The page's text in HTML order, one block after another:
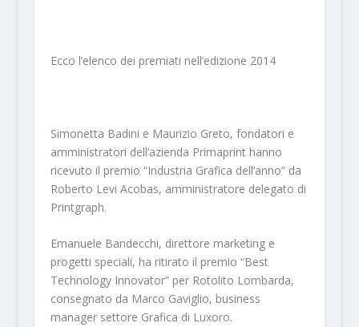
Ecco l’elenco dei premiati nell’edizione 2014
Simonetta Badini e Maurizio Greto, fondatori e
amministratori dell’azienda Primaprint hanno
ricevuto il premio “Industria Grafica dell’anno” da
Roberto Levi Acobas, amministratore delegato di
Printgraph.
Emanuele Bandecchi, direttore marketing e
progetti speciali, ha ritirato il premio “Best
Technology Innovator” per Rotolito Lombarda,
consegnato da Marco Gaviglio, business
manager settore Grafica di Luxoro.